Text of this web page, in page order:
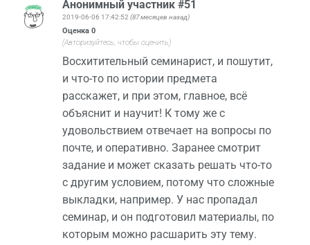
Анонимный участник #51
2019-06-06 17:42:52 (87 месяцев назад)
Оценка 0
(Авторизуйтесь, чтобы оценить)
Восхитительный семинарист, и пошутит,
и что-то по истории предмета
расскажет, и при этом, главное, всё
объяснит и научит! К тому же с
удовольствием отвечает на вопросы по
почте, и оперативно. Заранее смотрит
задание и может сказать решать что-то
с другим условием, потому что сложные
выкладки, например. У нас пропадал
семинар, и он подготовил материалы, по
которым можно расшарить эту тему.